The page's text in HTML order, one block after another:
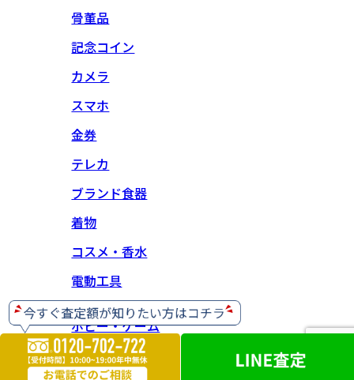
骨董品
記念コイン
カメラ
スマホ
金券
テレカ
ブランド食器
着物
コスメ・香水
電動工具
ホビー・ゲーム
楽器